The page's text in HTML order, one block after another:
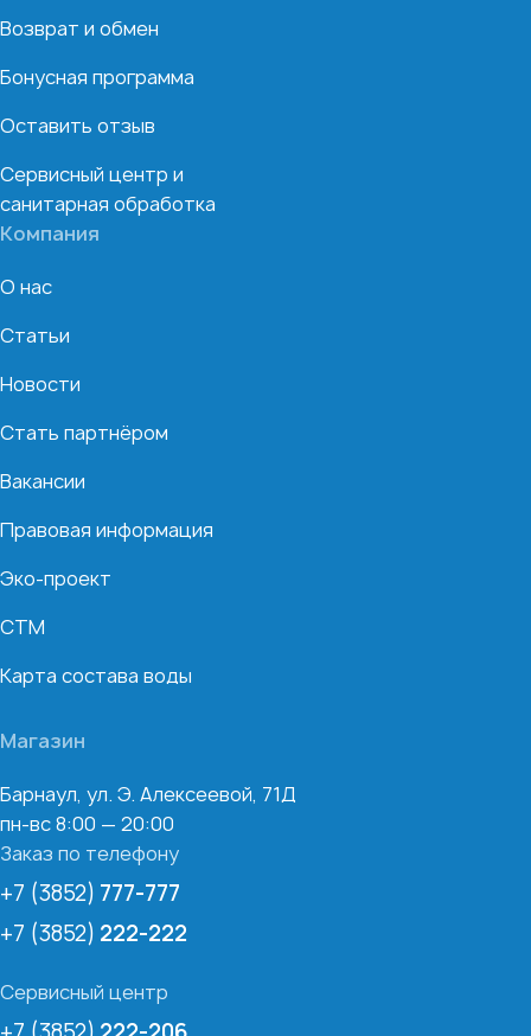
Возврат и обмен
Бонусная программа
Оставить отзыв
Сервисный центр и
санитарная обработка
Компания
О нас
Статьи
Новости
Стать партнёром
Вакансии
Правовая информация
Эко-проект
СТМ
Карта состава воды
Магазин
Барнаул, ул. Э. Алексеевой, 71Д
пн-вс 8:00 — 20:00
Заказ по телефону
+7 (3852) 777-777
+7 (3852) 222-222
Сервисный центр